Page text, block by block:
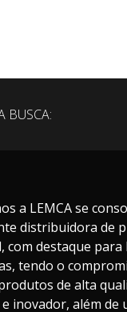
BUSCA:
a LEMCA se
distribuidora de
com destaque para
tendo o
de alta
inovador, além de